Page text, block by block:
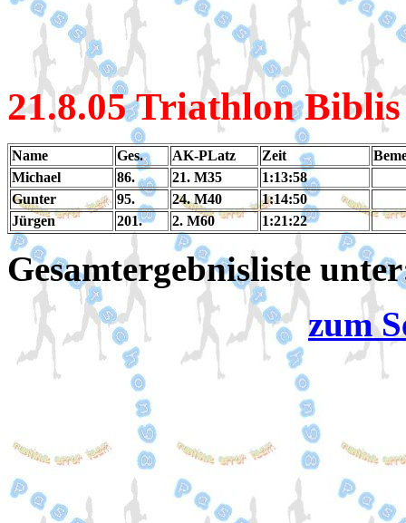
21.8.05 Triathlon Biblis
Name Ges. AK-PLatz Zeit
Michael
86. 21. M35
1:13:58
Gunter
95. 24. M40
1:14:50
Jürgen
201. 2. M60 1:21:22
Gesamtergebnisliste
zum